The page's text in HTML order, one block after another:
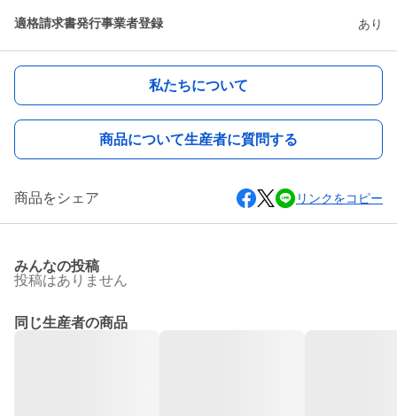
適格請求書発行事業者登録 あり
私たちについて
商品について生産者に質問する
商品をシェア リンクをコピー
みんなの投稿
投稿はありません
同じ生産者の商品